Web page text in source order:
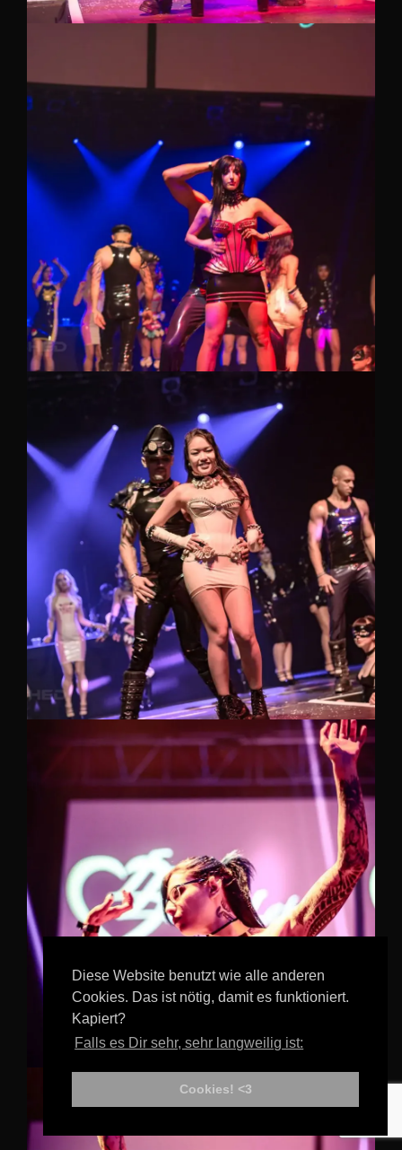
Diese Website benutzt wie alle anderen
Cookies. Das ist nötig, damit es funktioniert.
Kapiert?
Falls es Dir sehr, sehr langweilig ist:
Cookies! <3